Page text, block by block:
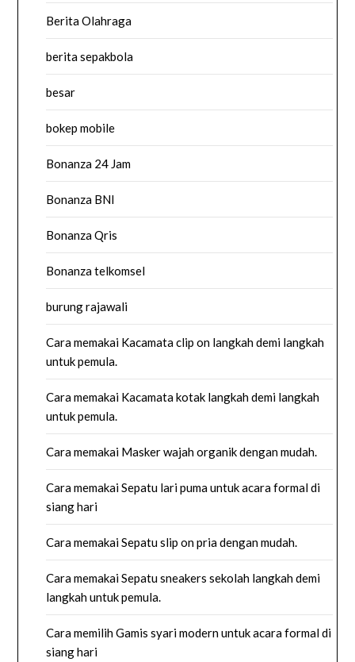
Berita Olahraga
berita sepakbola
besar
bokep mobile
Bonanza 24 Jam
Bonanza BNI
Bonanza Qris
Bonanza telkomsel
burung rajawali
Cara memakai Kacamata clip on langkah demi langkah
untuk pemula.
Cara memakai Kacamata kotak langkah demi langkah
untuk pemula.
Cara memakai Masker wajah organik dengan mudah.
Cara memakai Sepatu lari puma untuk acara formal di
siang hari
Cara memakai Sepatu slip on pria dengan mudah.
Cara memakai Sepatu sneakers sekolah langkah demi
langkah untuk pemula.
Cara memilih Gamis syari modern untuk acara formal di
siang hari